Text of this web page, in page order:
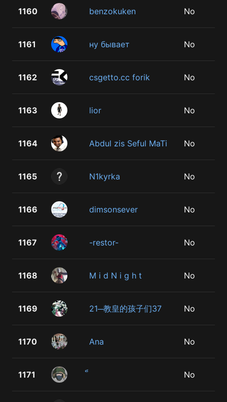
1160 benzokuken No
1161 ну бывает No
1162 csgetto.cc forik No
1163 lior No
1164 Abdul zis Seful MaTi No
1165 N1kyrka No
1166 dimsonsever No
1167 -restor- No
1168 M i d N i g h t No
1169 21─教皇的孩子们37 No
1170 Ana No
1171 No